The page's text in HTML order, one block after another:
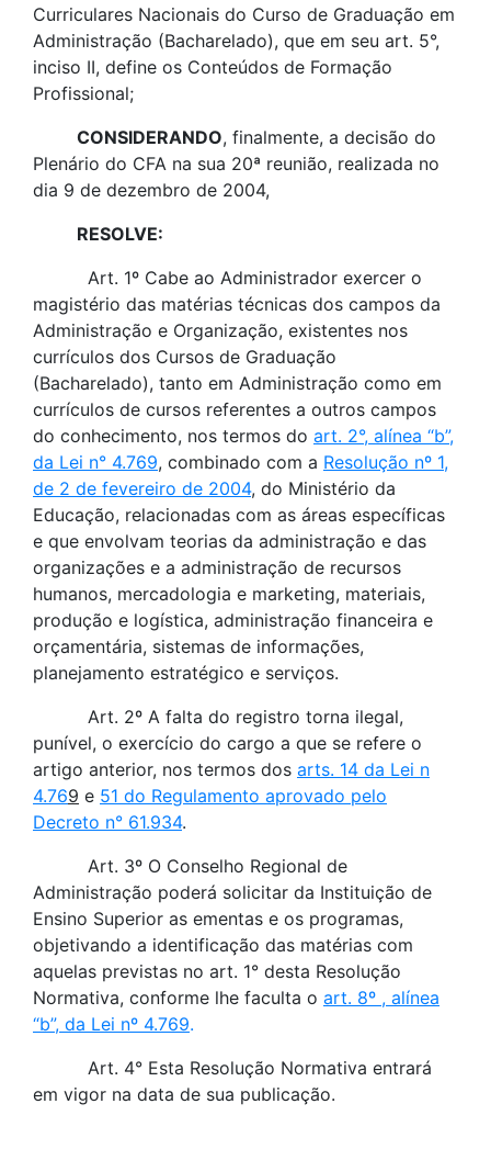
Curriculares Nacionais do Curso de Graduação em
Administração (Bacharelado), que em seu art. 5°,
inciso II, define os Conteúdos de Formação
Profissional;
CONSIDERANDO, finalmente, a decisão do
Plenário do CFA na sua 20ª reunião, realizada no
dia 9 de dezembro de 2004,
RESOLVE:
Art. 1º Cabe ao Administrador exercer o
magistério das matérias técnicas dos campos da
Administração e Organização, existentes nos
currículos dos Cursos de Graduação
(Bacharelado), tanto em Administração como em
currículos de cursos referentes a outros campos
do conhecimento, nos termos do art. 2°, alínea “b”,
da Lei n° 4.769, combinado com a Resolução nº 1,
de 2 de fevereiro de 2004, do Ministério da
Educação, relacionadas com as áreas específicas
e que envolvam teorias da administração e das
organizações e a administração de recursos
humanos, mercadologia e marketing, materiais,
produção e logística, administração financeira e
orçamentária, sistemas de informações,
planejamento estratégico e serviços.
Art. 2º A falta do registro torna ilegal,
punível, o exercício do cargo a que se refere o
artigo anterior, nos termos dos arts. 14 da Lei n
4.769 e 51 do Regulamento aprovado pelo
Decreto n° 61.934.
Art. 3º O Conselho Regional de
Administração poderá solicitar da Instituição de
Ensino Superior as ementas e os programas,
objetivando a identificação das matérias com
aquelas previstas no art. 1° desta Resolução
Normativa, conforme lhe faculta o art. 8º , alínea
“b”, da Lei nº 4.769.
Art. 4° Esta Resolução Normativa entrará
em vigor na data de sua publicação.